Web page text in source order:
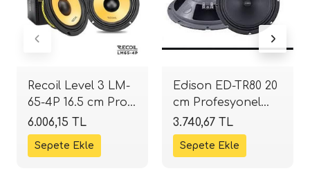
Recoil Level 3 LM-
65-4P 16.5 cm Pro
Audio Midrange |
120W RMS / 240W
Peak | SPLHIFI
6.006,15 TL
Edison ED-TR80 20
cm Profesyonel
Midrange | 100W
RMS | SPLHIFI
3.740,67 TL